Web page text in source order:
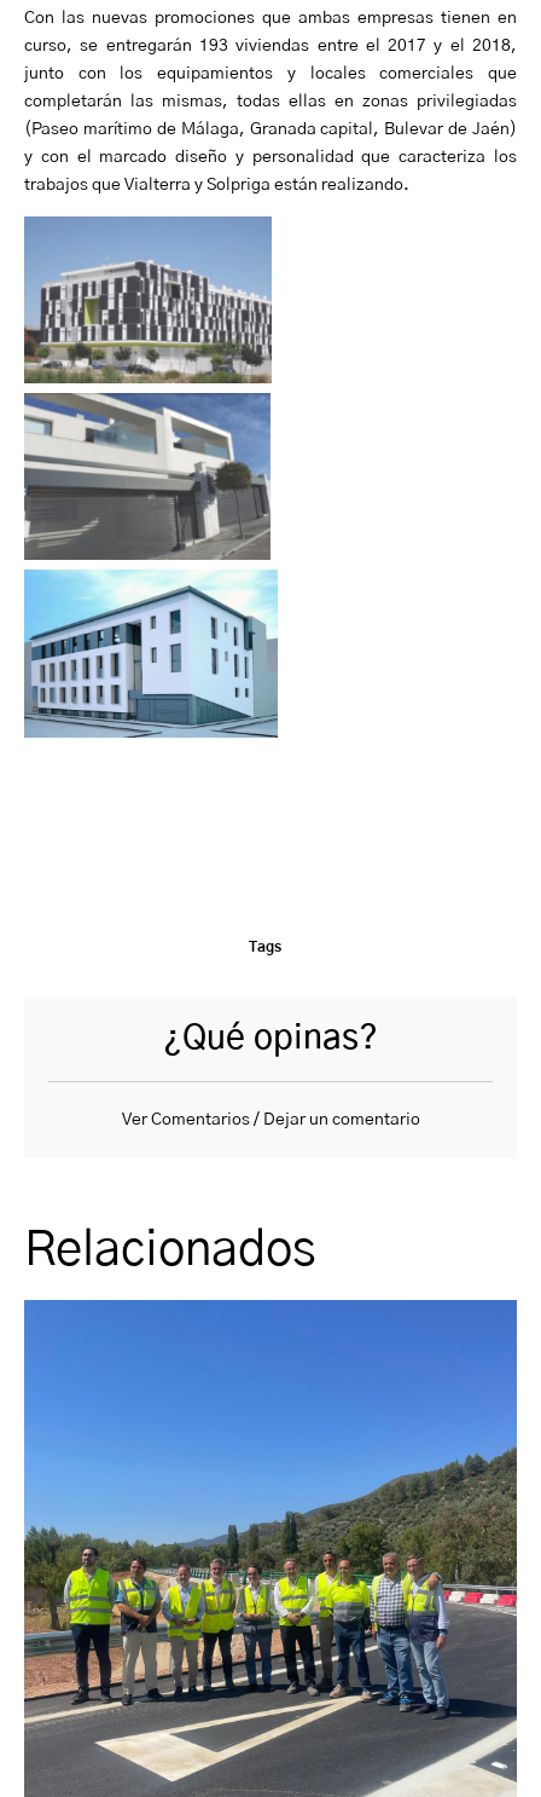
Con las nuevas promociones que ambas empresas tienen en
curso, se entregarán 193 viviendas entre el 2017 y el 2018,
junto con los equipamientos y locales comerciales que
completarán las mismas, todas ellas en zonas privilegiadas
(Paseo marítimo de Málaga, Granada capital, Bulevar de Jaén)
y con el marcado diseño y personalidad que caracteriza los
trabajos que Vialterra y Solpriga están realizando.
Tags
¿Qué opinas?
Ver Comentarios / Dejar un comentario
Relacionados